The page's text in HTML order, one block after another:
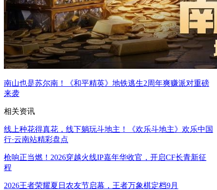
南山也是苏尔南！《和平精英》地铁逃生2周年爽赚派对重磅
来袭
相关资讯
线上种花得真花，线下躺玩斗地主！《欢乐斗地主》欢乐中国
行·云南站精彩盘点
枪响正当燃！2026穿越火线IP嘉年华收官，开启CF长青新征
程
2026王者荣耀夏日农友节启幕，王者万象棋定档9月